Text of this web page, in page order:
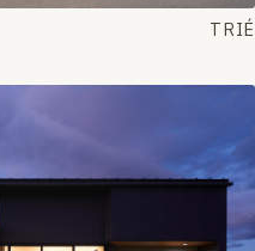
TRIÉ